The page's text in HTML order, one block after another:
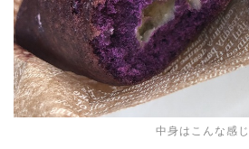
中身はこんな感じ